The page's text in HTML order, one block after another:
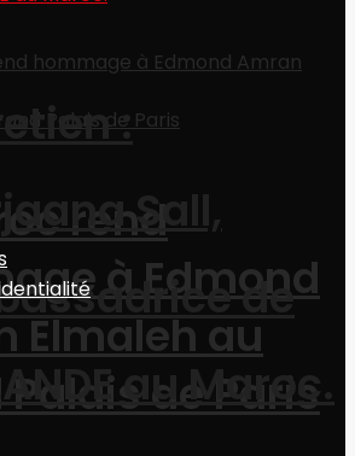
rend
à Edmond
Elmaleh au
de Paris
:
Sall,
de
au Maroc.